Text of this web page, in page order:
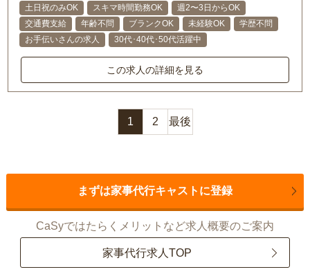
土日祝のみOK スキマ時間勤務OK
週2〜3日からOK
交通費支給
年齢不問 ブランクOK 未経験OK
学歴不問
お手伝いさんの求人
30代･40代･50代活躍中
この求人の詳細を見る
1 2 最後
まずは家事代行キャストに登録
CaSyではたらくメリットなど求人概要のご案内
家事代行求人TOP